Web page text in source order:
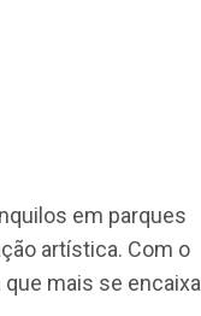
em parques
artística. Com o
mais se encaixa